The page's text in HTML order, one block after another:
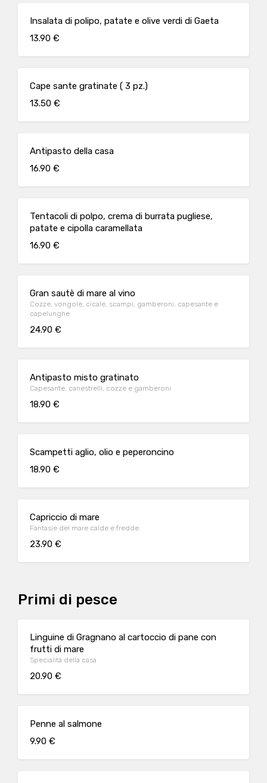
Insalata di polipo, patate e olive verdi di Gaeta
13.90 €
Cape sante gratinate ( 3 pz.)
13.50 €
Antipasto della casa
16.90 €
Tentacoli di polpo, crema di burrata pugliese,
patate e cipolla caramellata
16.90 €
Gran sautè di mare al vino
Cozze, vongole, cicale, scampi, gamberoni, capesante e
capelunghe
24.90 €
Antipasto misto gratinato
Capesante, canestrelli, cozze e gamberoni
18.90 €
Scampetti aglio, olio e peperoncino
18.90 €
Capriccio di mare
Fantasie del mare calde e fredde
23.90 €
Primi di pesce
Linguine di Gragnano al cartoccio di pane con
frutti di mare
Specialità della casa
20.90 €
Penne al salmone
9.90 €